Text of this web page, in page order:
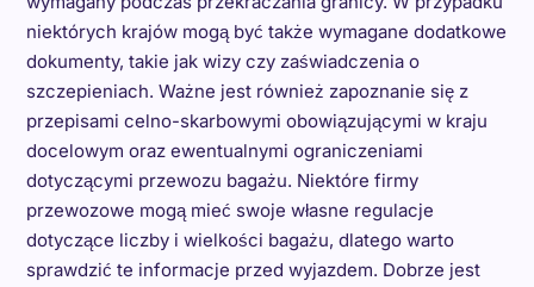
niektórych krajów mogą być także wymagane dodatkowe
dokumenty, takie jak wizy czy zaświadczenia o
szczepieniach. Ważne jest również zapoznanie się z
przepisami celno-skarbowymi obowiązującymi w kraju
docelowym oraz ewentualnymi ograniczeniami
dotyczącymi przewozu bagażu. Niektóre firmy
przewozowe mogą mieć swoje własne regulacje
dotyczące liczby i wielkości bagażu, dlatego warto
sprawdzić te informacje przed wyjazdem. Dobrze jest